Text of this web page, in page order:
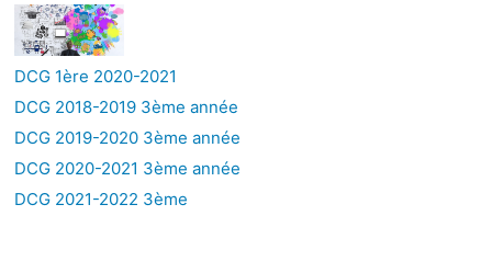
DCG 1ère 2020-2021
DCG 2018-2019 3ème année
DCG 2019-2020 3ème année
DCG 2020-2021 3ème année
DCG 2021-2022 3ème